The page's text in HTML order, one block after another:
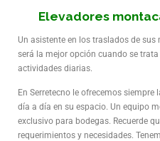
Elevadores
Un asistente en los traslados de
será la mejor opción cuando se
actividades diarias.
En Serretecno le ofrecemos
día a día en su espacio. Un equipo
exclusivo para bodegas. Recuerde
requerimientos y necesidades.